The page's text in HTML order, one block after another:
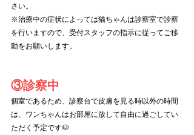
さい。
※治療中の症状によっては猫ちゃんは診察室で診察
を行いますので、受付スタッフの指示に従ってご移
動をお願いします。
③診察中
個室であるため、診察台で皮膚を見る時以外の時間
は、ワンちゃんはお部屋に放して自由に過ごしてい
ただく予定です🐶